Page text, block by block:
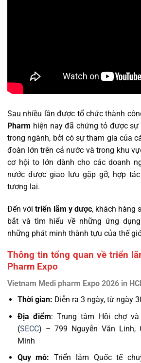
Sau nhiều lần được tổ chức thành
Pharm hiện nay đã chứng tỏ được
trong ngành, bởi có sự tham gia của
đoàn lớn trên cả nước và trong khu
cơ hội to lớn dành cho các doanh
nước được giao lưu gặp gỡ, hợp
tương lai.
Đến vớitriển lãm y dược, khách hàng
bắt và tìm hiểu về những ứng
những phát minh thành tựu của thế
Thông tin tổng quan về triển
Pharm Expo
Vietnam Medi pharm Expo 2026 in
Thời gian: Diễn ra 3 ngày, từ ngày
Địa điểm: Trung tâm Hội chợ
(SECC) – 799 Nguyễn Văn Linh,
Minh
Quy mô: Triển lãm Quốc tế